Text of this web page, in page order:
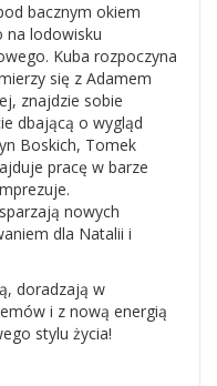
bacznym okiem
na lodowisku
Kuba rozpoczyna
się z Adamem
znajdzie sobie
dbającą o wygląd
Boskich, Tomek
pracę w barze
nowych
dla Natalii i
doradzają w
i z nową energią
stylu życia!